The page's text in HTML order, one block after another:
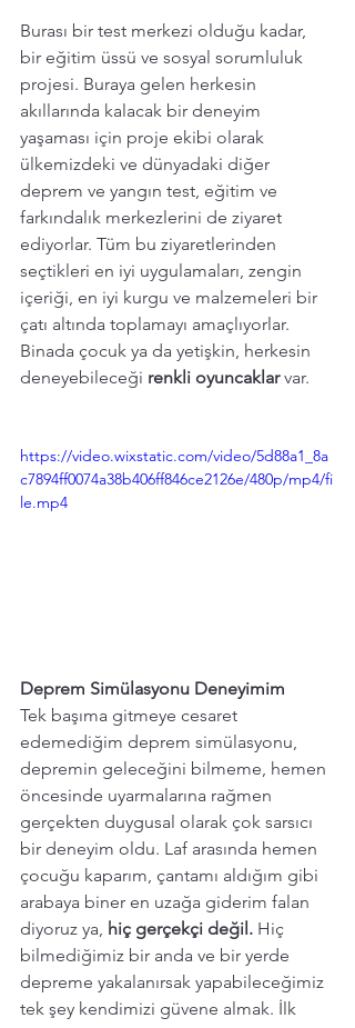
Burası bir test merkezi olduğu kadar,
bir eğitim üssü ve sosyal sorumluluk
projesi. Buraya gelen herkesin
akıllarında kalacak bir deneyim
yaşaması için proje ekibi olarak
ülkemizdeki ve dünyadaki diğer
deprem ve yangın test, eğitim ve
farkındalık merkezlerini de ziyaret
ediyorlar. Tüm bu ziyaretlerinden
seçtikleri en iyi uygulamaları, zengin
içeriği, en iyi kurgu ve malzemeleri bir
çatı altında toplamayı amaçlıyorlar.
Binada çocuk ya da yetişkin, herkesin
deneyebileceği renkli oyuncaklar var.
https://video.wixstatic.com/video/5d88a1_8a
c7894ff0074a38b406ff846ce2126e/480p/mp4/fi
le.mp4
Deprem Simülasyonu Deneyimim
Tek başıma gitmeye cesaret
edemediğim deprem simülasyonu,
depremin geleceğini bilmeme, hemen
öncesinde uyarmalarına rağmen
gerçekten duygusal olarak çok sarsıcı
bir deneyim oldu. Laf arasında hemen
çocuğu kaparım, çantamı aldığım gibi
arabaya biner en uzağa giderim falan
diyoruz ya, hiç gerçekçi değil. Hiç
bilmediğimiz bir anda ve bir yerde
depreme yakalanırsak yapabileceğimiz
tek şey kendimizi güvene almak. İlk